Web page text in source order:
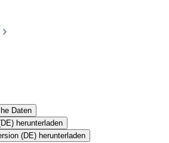
Daten
herunterladen
(DE) herunterladen